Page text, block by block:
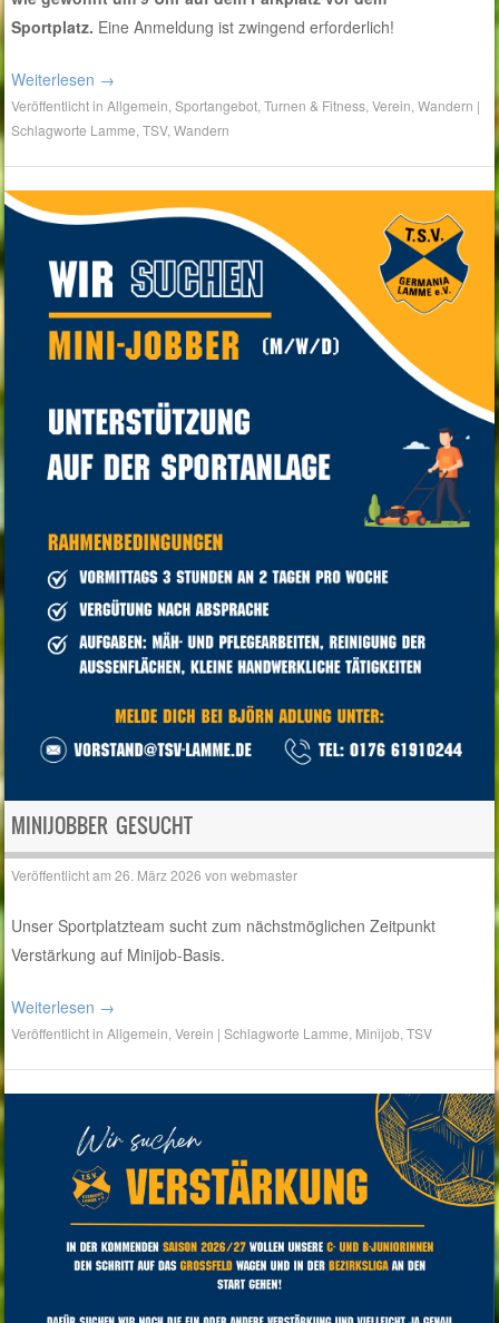
Sportplatz. Eine Anmeldung ist zwingend erforderlich!
Weiterlesen →
Veröffentlicht inAllgemein ,Sportangebot ,Turnen & Fitness ,Verein ,Wandern |
Schlagworte Lamme ,TSV,Wandern
MINIJOBBER GESUCHT
Veröffentlicht am26. März 2026 vonwebmaster
Unser Sportplatzteam sucht zum nächstmöglichen Zeitpunkt
Verstärkung auf Minijob-Basis.
Weiterlesen →
Veröffentlicht inAllgemein ,Verein |Schlagworte Lamme Minijob ,TSV